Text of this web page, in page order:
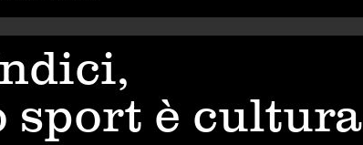
sport è cultura